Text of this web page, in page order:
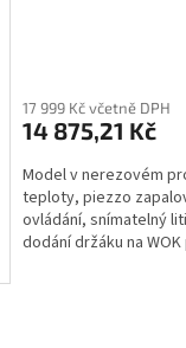
17 999 Kč včetně DPH
14 875,21 Kč
Model v nerezovém
teploty, piezzo
ovládání, snímatelný
dodání držáku na